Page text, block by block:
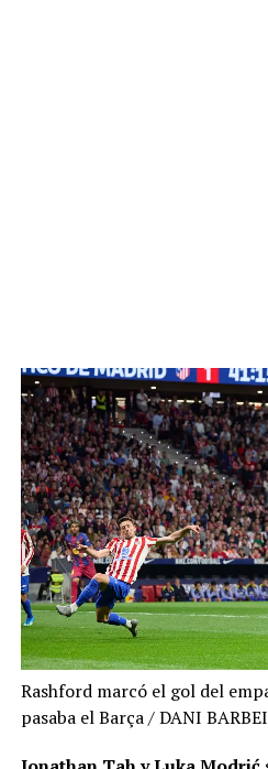
Rashford marcó el gol del
pasaba el Barça/ DANI